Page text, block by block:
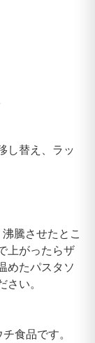
し替え、ラッ
騰させたとこ
上がったらザ
めたパスタソ
さい。
食品です。